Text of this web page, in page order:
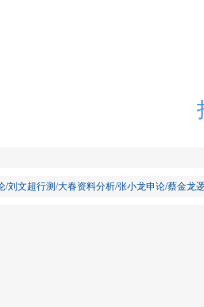
刘文超行测/大春资料分析/张小龙申论/蔡金龙